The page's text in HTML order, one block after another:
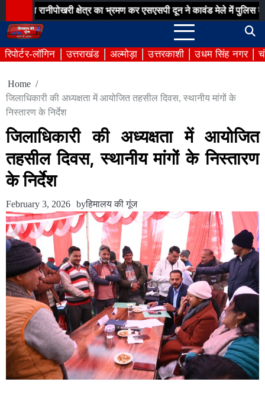
to
content
क्षेत्र का भ्रमण कर एसएसपी दून ने कावंड मेले में पुलिस व्यवस्थाओं का
रिपोर्टर-लॉगिन उत्तराखंड अल्मोड़ा उत्तरकाशी उधम सिंह नगर
Home
जिलाधिकारी की अध्यक्षता में आयोजित तहसील दिवस, स्थानीय मांगों के
निस्तारण के निर्देश
जिलाधिकारी की अध्यक्षता में आयोजित
तहसील दिवस, स्थानीय मांगों के निस्तारण
के निर्देश
February 3, 2026 byहिमालय की गूंज